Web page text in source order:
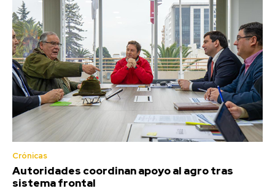
Crónicas
Autoridades coordinan apoyo al agro tras
sistema frontal